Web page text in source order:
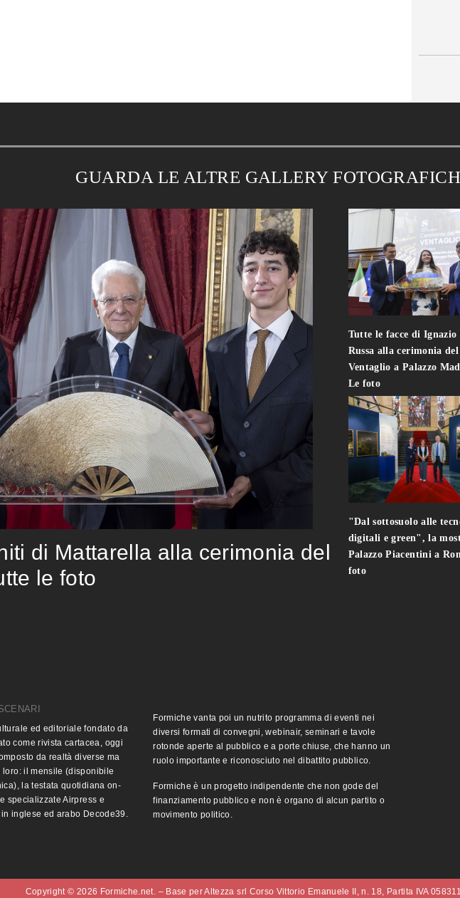
GUARDA LE ALTRE GALLERY
di Mattarella alla cerimonia del
le foto
Tutte le facce di Ignazio
Russa alla cerimonia del
Ventaglio a Palazzo
Le foto
"Dal sottosuolo alle
digitali e green", la
Palazzo Piacentini a
foto
ed editoriale fondato da
come rivista cartacea, oggi
da realtà diverse ma
loro: il mensile (disponibile
la testata quotidiana on-
specializzate Airpress e
inglese ed arabo Decode39.
Formiche vanta poi un nutrito programma di eventi nei
diversi formati di convegni, webinair, seminari e tavole
rotonde aperte al pubblico e a porte chiuse, che hanno un
ruolo importante e riconosciuto nel dibattito pubblico.
Formiche è un progetto indipendente che non gode del
finanziamento pubblico e non è organo di alcun partito o
movimento politico.
Copyright © 2026 Formiche.net. – Base per Altezza srl Corso Vittorio Emanuele II, n. 18, Partita IVA